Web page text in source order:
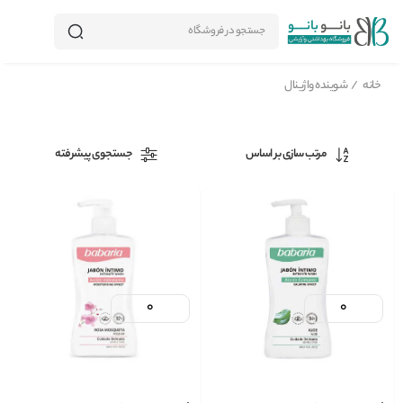
جستجو در فروشگاه
خانه / شوینده واژینال
مرتب سازی بر اساس جستجوی پیشرفته